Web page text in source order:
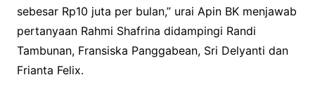
sebesar Rp10 juta per bulan,” urai Apin BK menjawab
pertanyaan Rahmi Shafrina didampingi Randi
Tambunan, Fransiska Panggabean, Sri Delyanti dan
Frianta Felix.